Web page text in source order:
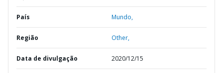
País Mundo,
Região Other,
Data de divulgação 2020/12/15